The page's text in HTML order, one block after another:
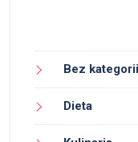
Bez kategorii
Dieta